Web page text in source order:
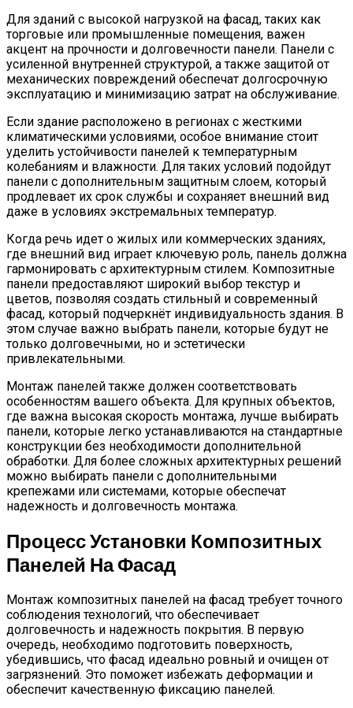
Для зданий с высокой нагрузкой на фасад, таких как
торговые или промышленные помещения, важен
акцент на прочности и долговечности панели. Панели с
усиленной внутренней структурой, а также защитой от
механических повреждений обеспечат долгосрочную
эксплуатацию и минимизацию затрат на обслуживание.
Если здание расположено в регионах с жесткими
климатическими условиями, особое внимание стоит
уделить устойчивости панелей к температурным
колебаниям и влажности. Для таких условий подойдут
панели с дополнительным защитным слоем, который
продлевает их срок службы и сохраняет внешний вид
даже в условиях экстремальных температур.
Когда речь идет о жилых или коммерческих зданиях,
где внешний вид играет ключевую роль, панель должна
гармонировать с архитектурным стилем. Композитные
панели предоставляют широкий выбор текстур и
цветов, позволяя создать стильный и современный
фасад, который подчеркнёт индивидуальность здания. В
этом случае важно выбрать панели, которые будут не
только долговечными, но и эстетически
привлекательными.
Монтаж панелей также должен соответствовать
особенностям вашего объекта. Для крупных объектов,
где важна высокая скорость монтажа, лучше выбирать
панели, которые легко устанавливаются на стандартные
конструкции без необходимости дополнительной
обработки. Для более сложных архитектурных решений
можно выбирать панели с дополнительными
крепежами или системами, которые обеспечат
надежность и долговечность монтажа.
Процесс Установки Композитных
Панелей На Фасад
Монтаж композитных панелей на фасад требует точного
соблюдения технологий, что обеспечивает
долговечность и надежность покрытия. В первую
очередь, необходимо подготовить поверхность,
убедившись, что фасад идеально ровный и очищен от
загрязнений. Это поможет избежать деформации и
обеспечит качественную фиксацию панелей.